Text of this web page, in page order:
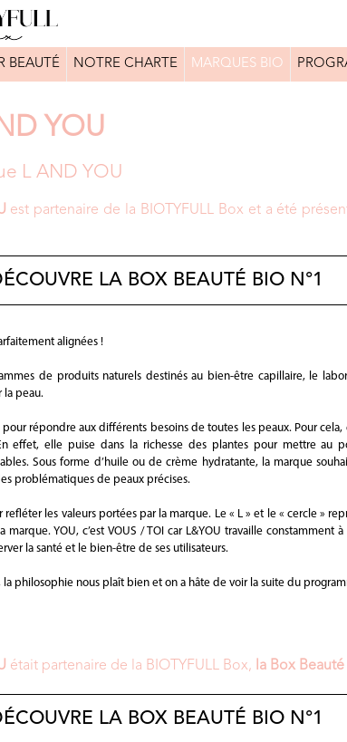
BEAUTÉ NOTRE CHARTE MARQUES BIO
YOU
L AND YOU
est partenaire de la BIOTYFULL Box et a été
LA BOX BEAUTÉ BIO N°1
alignées !
de produits naturels destinés au bien-être capillaire, le
la peau.
répondre aux différents besoins de toutes les peaux. Pour cela,
effet, elle puise dans la richesse des plantes pour mettre au
Sous forme d’huile ou de crème hydratante, la marque
problématiques de peaux précises.
refléter les valeurs portées par la marque. Le « L » et le « cercle »
marque. YOU, c’est VOUS / TOI car L&YOU travaille constamment
la santé et le bien-être de ses utilisateurs.
la philosophie nous plaît bien et on a hâte de voir la suite du
était partenaire de la BIOTYFULL Box, la Box Beauté
LA BOX BEAUTÉ BIO N°1